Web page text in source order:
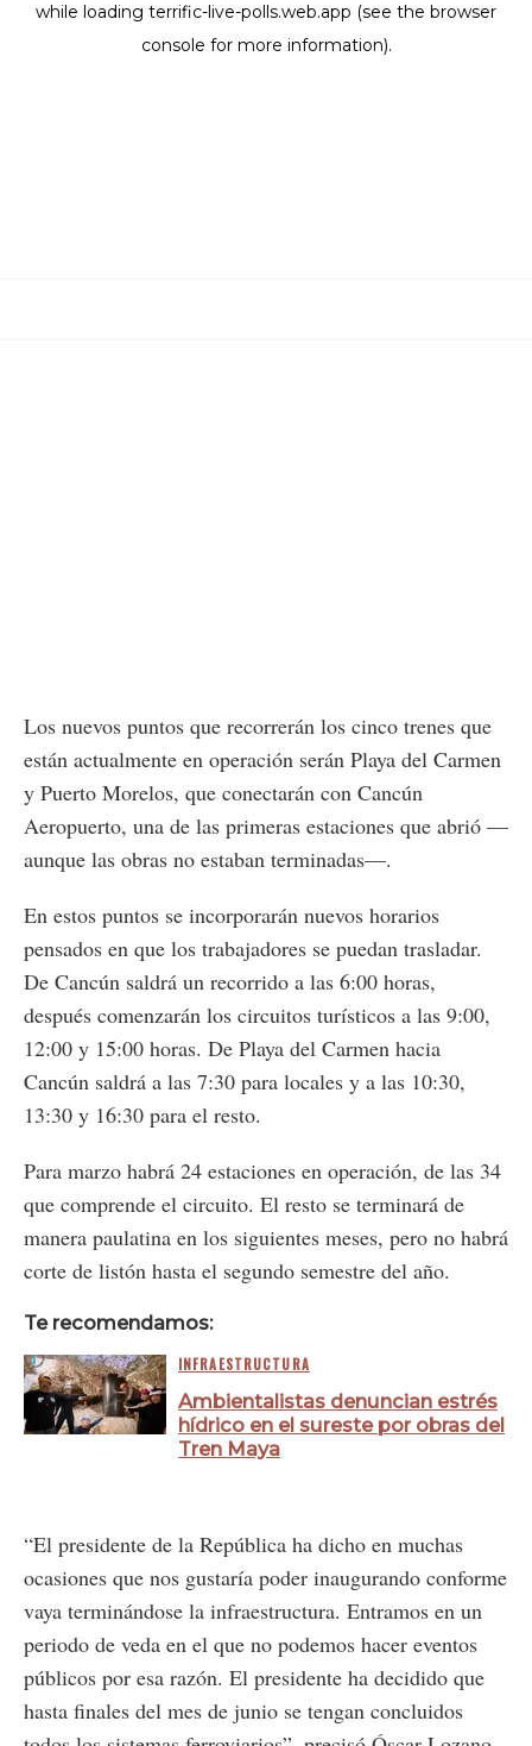
Los nuevos puntos que recorrerán los cinco trenes que
están actualmente en operación serán Playa del Carmen
y Puerto Morelos, que conectarán con Cancún
Aeropuerto, una de las primeras estaciones que abrió —
aunque las obras no estaban terminadas—.
En estos puntos se incorporarán nuevos horarios
pensados en que los trabajadores se puedan trasladar.
De Cancún saldrá un recorrido a las 6:00 horas,
después comenzarán los circuitos turísticos a las 9:00,
12:00 y 15:00 horas. De Playa del Carmen hacia
Cancún saldrá a las 7:30 para locales y a las 10:30,
13:30 y 16:30 para el resto.
Para marzo habrá 24 estaciones en operación, de las 34
que comprende el circuito. El resto se terminará de
manera paulatina en los siguientes meses, pero no habrá
corte de listón hasta el segundo semestre del año.
Te recomendamos:
INFRAESTRUCTURA
Ambientalistas denuncian estrés
hídrico en el sureste por obras del
Tren Maya
“El presidente de la República ha dicho en muchas
ocasiones que nos gustaría poder inaugurando conforme
vaya terminándose la infraestructura. Entramos en un
periodo de veda en el que no podemos hacer eventos
públicos por esa razón. El presidente ha decidido que
hasta finales del mes de junio se tengan concluidos